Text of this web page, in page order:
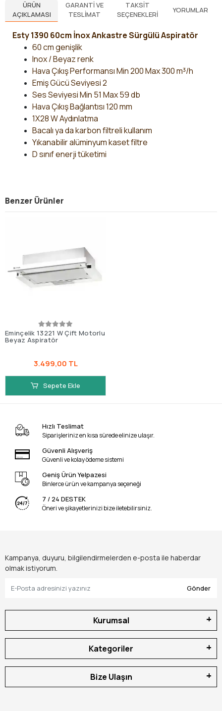
ÜRÜN
AÇIKLAMASI
GARANTI VE
TESLIMAT
TAKSIT
SEÇENEKLERI
YORUMLAR
Esty 1390 60cm İnox Ankastre Sürgülü Aspiratör
60 cm genişlik
Inox / Beyaz renk
Hava Çıkış Performansı Min 200 Max 300 m³/h
Emiş Gücü Seviyesi 2
Ses Seviyesi Min 51 Max 59 db
Hava Çıkış Bağlantısı 120 mm
1X28 W Aydınlatma
Bacalı ya da karbon filtreli kullanım
Yıkanabilir alüminyum kaset filtre
D sınıf enerji tüketimi
Benzer Ürünler
Eminçelik 13221 W Çift Motorlu
Beyaz Aspiratör
3.499,00 TL
Sepete Ekle
Hızlı Teslimat
Siparişleriniz en kısa sürede elinize ulaşır.
Güvenli Alışveriş
Güvenli ve kolay ödeme sistemi
Geniş Ürün Yelpazesi
Binlerce ürün ve kampanya seçeneği
7 / 24 DESTEK
Öneri ve şikayetlerinizi bize iletebilirsiniz.
Kampanya, duyuru, bilgilendirmelerden e-posta ile haberdar
olmak istiyorum.
Gönder
Kurumsal
Kategoriler
Bize Ulaşın